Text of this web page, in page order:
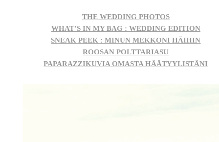
THE WEDDING PHOTOS
WHAT’S IN MY BAG : WEDDING EDITION
SNEAK PEEK : MINUN MEKKONI HÄIHIN
ROOSAN POLTTARIASU
PAPARAZZIKUVIA OMASTA HÄÄTYYLISTÄNI